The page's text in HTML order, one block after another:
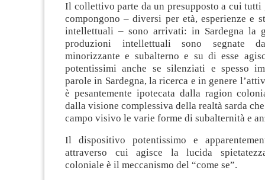
Il collettivo parte da un presupposto a cui
compongono – diversi per età, esperienze e
intellettuali – sono arrivati: in Sardegna la
produzioni intellettuali sono segnate
minorizzante e subalterno e su di esse
potentissimi anche se silenziati e spesso
parole in Sardegna, la ricerca e in genere
è pesantemente ipotecata dalla ragion
dalla visione complessiva della realtà sarda
campo visivo le varie forme di subalternità e
Il dispositivo potentissimo e
attraverso cui agisce la lucida
coloniale è il meccanismo del “come se”.